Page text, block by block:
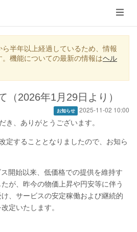
メ
ニ
ュ
ー
半年以上経過しているため、情報
機能についての最新の情報はヘル
（2026年1月29日より）
お知らせ 2025-11-02 10:00
き、ありがとうございます。
定することとなりましたので、お知ら
開始以来、低価格での提供を維持す
が、昨今の物価上昇や円安等に伴う
、サービスの安定稼働および継続的
定いたします。